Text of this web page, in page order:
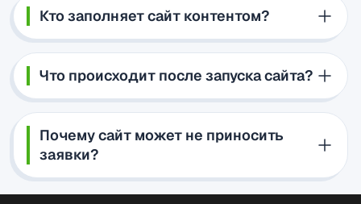
Кто заполняет сайт контентом?
Что происходит после запуска сайта?
Почему сайт может не приносить
заявки?